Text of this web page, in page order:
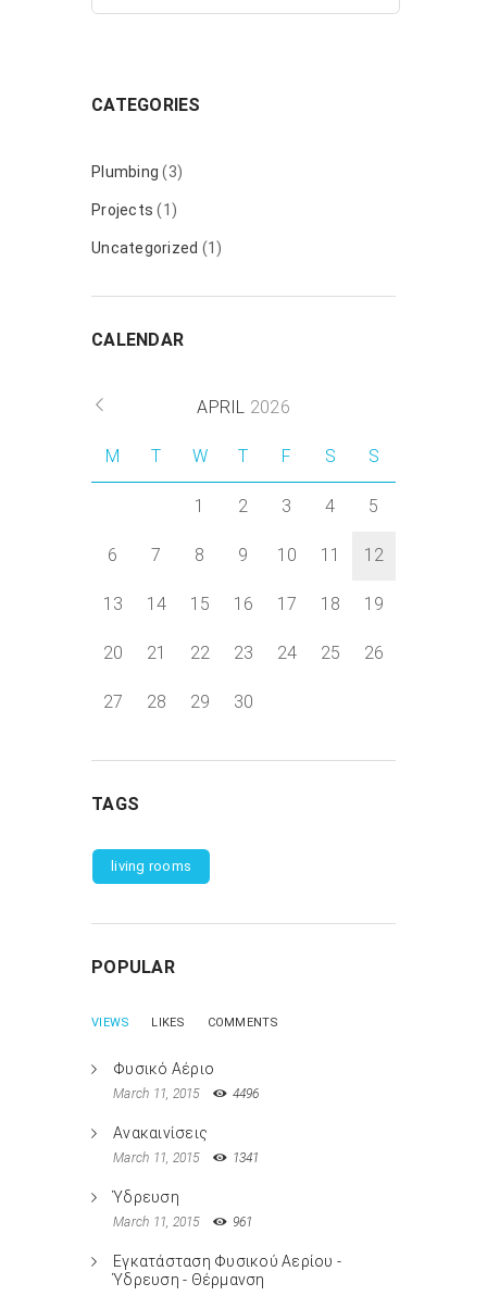
CATEGORIES
Plumbing (3)
Projects (1)
Uncategorized (1)
CALENDAR
APRIL 2026
M T W T F S S
1 2 3 4 5
6 7 8 9 10 11 12
13 14 15 16 17 18 19
20 21 22 23 24 25 26
27 28 29 30
TAGS
living rooms
POPULAR
VIEWS LIKES COMMENTS
Φυσικό Αέριο
March 11, 2015 4496
Ανακαινίσεις
March 11, 2015 1341
Ύδρευση
March 11, 2015 961
Εγκατάσταση Φυσικού Αερίου -
Ύδρευση - Θέρμανση